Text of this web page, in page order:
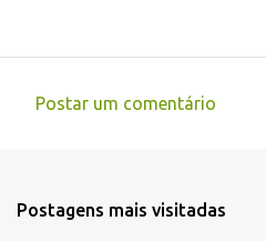
e
Postar um comentário
Postagens mais visitadas